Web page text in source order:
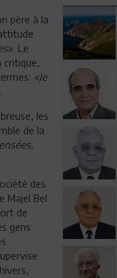
père à la
. Le
critique,
«Je
.
les
de la
des
Majel Bel
de
gens